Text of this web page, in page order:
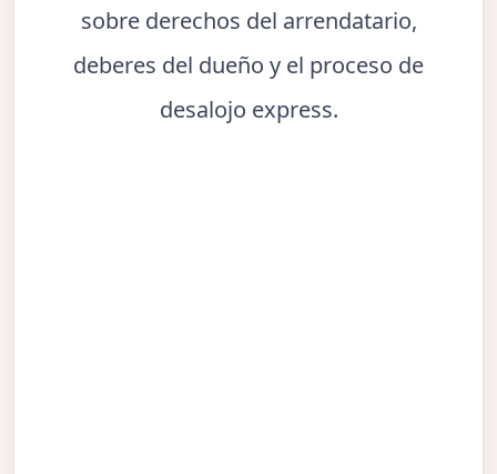
sobre derechos del arrendatario,
deberes del dueño y el proceso de
desalojo express.